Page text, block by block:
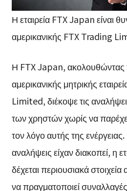
Η εταιρεία FTX Japan είναι
αμερικανικής FTX Trading
Η FTX Japan, ακολουθώντας
αμερικανικής μητρικής
Limited, διέκοψε τις
των χρηστών χωρίς να
τον λόγο αυτής της
αναλήψεις είχαν διακοπεί, η
δέχεται περιουσιακά
να πραγματοποιεί